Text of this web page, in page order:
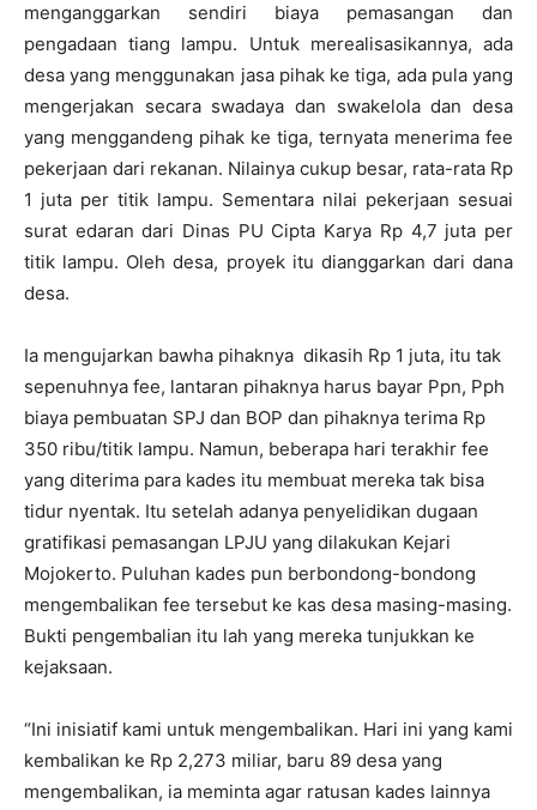
menganggarkan sendiri biaya pemasangan dan
pengadaan tiang lampu. Untuk merealisasikannya, ada
desa yang menggunakan jasa pihak ke tiga, ada pula yang
mengerjakan secara swadaya dan swakelola dan desa
yang menggandeng pihak ke tiga, ternyata menerima fee
pekerjaan dari rekanan. Nilainya cukup besar, rata-rata Rp
1 juta per titik lampu. Sementara nilai pekerjaan sesuai
surat edaran dari Dinas PU Cipta Karya Rp 4,7 juta per
titik lampu. Oleh desa, proyek itu dianggarkan dari dana
desa.
Ia mengujarkan bawha pihaknya dikasih Rp 1 juta, itu tak
sepenuhnya fee, lantaran pihaknya harus bayar Ppn, Pph
biaya pembuatan SPJ dan BOP dan pihaknya terima Rp
350 ribu/titik lampu. Namun, beberapa hari terakhir fee
yang diterima para kades itu membuat mereka tak bisa
tidur nyentak. Itu setelah adanya penyelidikan dugaan
gratifikasi pemasangan LPJU yang dilakukan Kejari
Mojokerto. Puluhan kades pun berbondong-bondong
mengembalikan fee tersebut ke kas desa masing-masing.
Bukti pengembalian itu lah yang mereka tunjukkan ke
kejaksaan.
“Ini inisiatif kami untuk mengembalikan. Hari ini yang kami
kembalikan ke Rp 2,273 miliar, baru 89 desa yang
mengembalikan, ia meminta agar ratusan kades lainnya